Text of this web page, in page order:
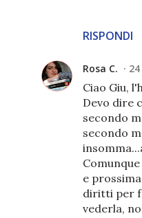
RISPONDI
Rosa C.
Ciao Giu,
Devo dire
secondo
secondo
e
diritti per
vederla,